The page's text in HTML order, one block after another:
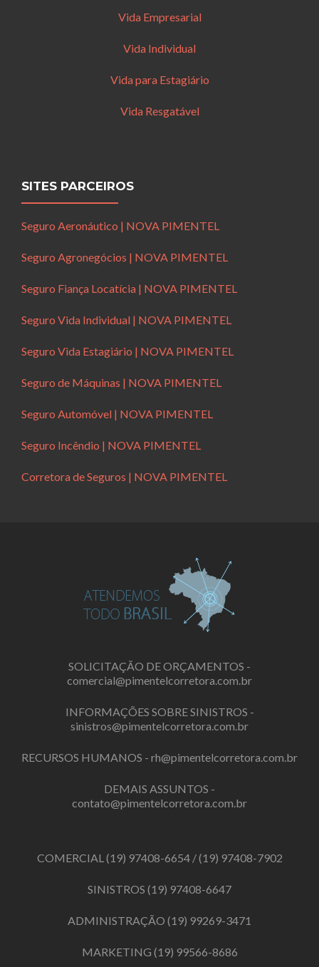
Vida Empresarial
Vida Individual
Vida para Estagiário
Vida Resgatável
SITES PARCEIROS
Seguro Aeronáutico | NOVA PIMENTEL
Seguro Agronegócios | NOVA PIMENTEL
Seguro Fiança Locatícia | NOVA PIMENTEL
Seguro Vida Individual | NOVA PIMENTEL
Seguro Vida Estagiário | NOVA PIMENTEL
Seguro de Máquinas | NOVA PIMENTEL
Seguro Automóvel | NOVA PIMENTEL
Seguro Incêndio | NOVA PIMENTEL
Corretora de Seguros | NOVA PIMENTEL
SOLICITAÇÃO DE ORÇAMENTOS -
comercial@pimentelcorretora.com.br
INFORMAÇÕES SOBRE SINISTROS -
sinistros@pimentelcorretora.com.br
RECURSOS HUMANOS - rh@pimentelcorretora.com.br
DEMAIS ASSUNTOS -
contato@pimentelcorretora.com.br
COMERCIAL (19) 97408-6654/(19) 97408-7902
SINISTROS (19) 97408-6647
ADMINISTRAÇÃO (19) 99269-3471
MARKETING (19) 99566-8686